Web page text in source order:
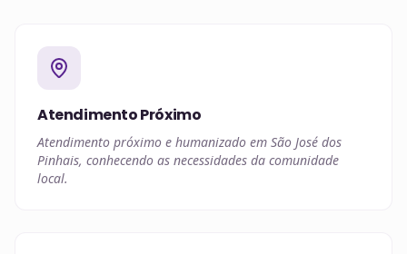
Atendimento Próximo
Atendimento próximo e humanizado em São José dos
Pinhais, conhecendo as necessidades da comunidade
local.